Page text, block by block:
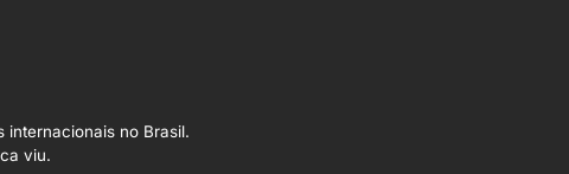
internacionais no Brasil.
viu.